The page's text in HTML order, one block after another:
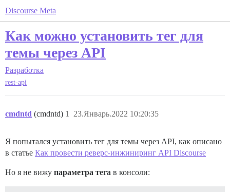
Discourse Meta
Как можно установить тег для
темы через API
Разработка
rest-api
cmdntd (cmdntd) 23.Январь.2022 10:20:35
1
Я попытался установить тег для темы через API, как описано
в статье Как провести реверс-инжиниринг API Discourse
Но я не вижу параметра тега в консоли: